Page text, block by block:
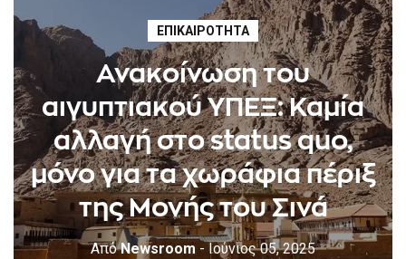
ΕΠΙΚΑΙΡΌΤΗΤΑ
Ανακοίνωση του
αιγυπτιακού ΥΠΕΞ: Καμία
αλλαγή στο status quo,
μόνο για τα χωράφια πέριξ
της Μονής του Σινά
ΑπόNewsroom - Ιούνιος 05, 2025